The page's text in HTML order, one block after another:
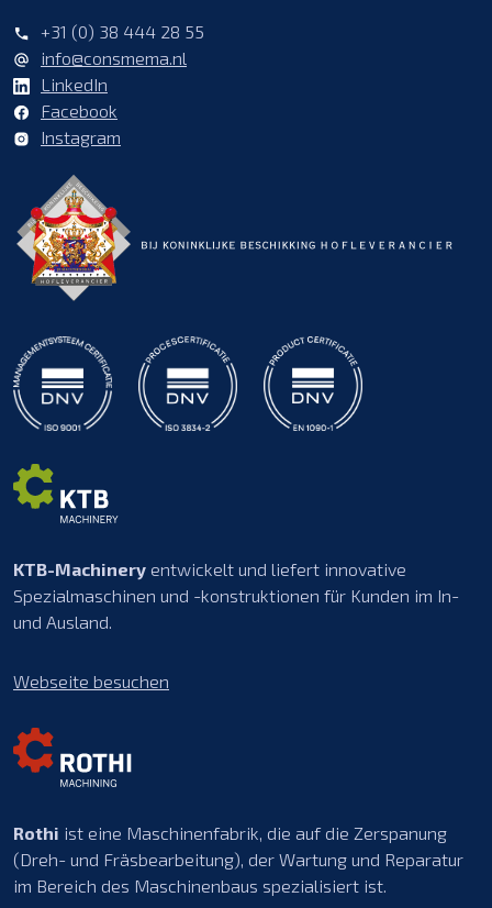
+31 (0) 38 444 28 55
info@consmema.nl
LinkedIn
Facebook
Instagram
KTB-Machinery entwickelt und liefert innovative
Spezialmaschinen und -konstruktionen für Kunden im In-
und Ausland.
Webseite besuchen
Rothi ist eine Maschinenfabrik, die auf die Zerspanung
(Dreh- und Fräsbearbeitung), der Wartung und Reparatur
im Bereich des Maschinenbaus spezialisiert ist.